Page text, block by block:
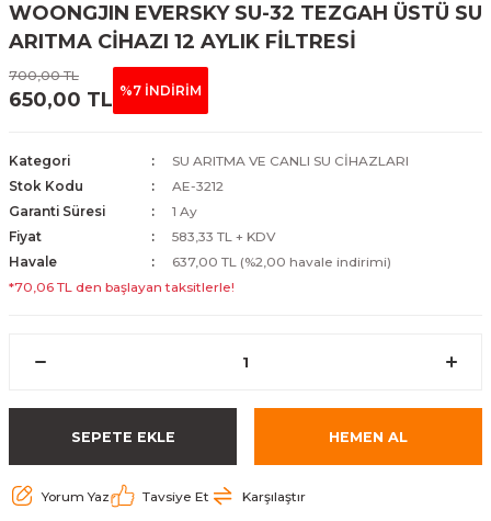
FAN COİLLER
COİLLER
WOONGJIN EVERSKY SU-32 TEZGAH ÜSTÜ SU
ARITMA CİHAZI 12 AYLIK FİLTRESİ
700,00 TL
650,00 TL %7 İNDİRİM
Kategori
SU ARITMA VE CANLI SU CİHAZLARI
Stok Kodu
AE-3212
Garanti Süresi
1 Ay
Fiyat
583,33 TL + KDV
Havale
637,00 TL (%2,00 havale indirimi)
*70,06 TL den başlayan taksitlerle!
SEPETE EKLE HEMEN AL
Yorum Yaz Tavsiye Et Karşılaştır